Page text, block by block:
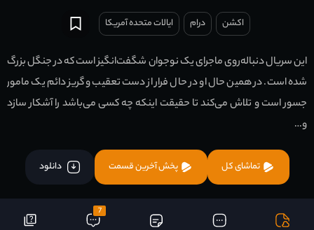
اکشن درام ایالات متحده آمریکا
این سریال دنباله‌روی ماجرای یک نوجوان شگفت‌انگیز است که در جنگل بزرگ
شده است. در همین حال او در حال فرار از دست تعقیب و گریز دائم یک مامور
جسور است و تلاش می‌کند تا حقیقت اینکه چه کسی می‌باشد را آشکار سازد
و…
تماشای کل پخش آخرین قسمت دانلود
7